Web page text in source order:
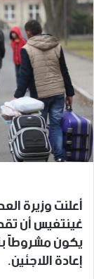
أعلنت وزيرة
غينتغيس أن
يكون مشروطاً
إعادة اللاجئين.